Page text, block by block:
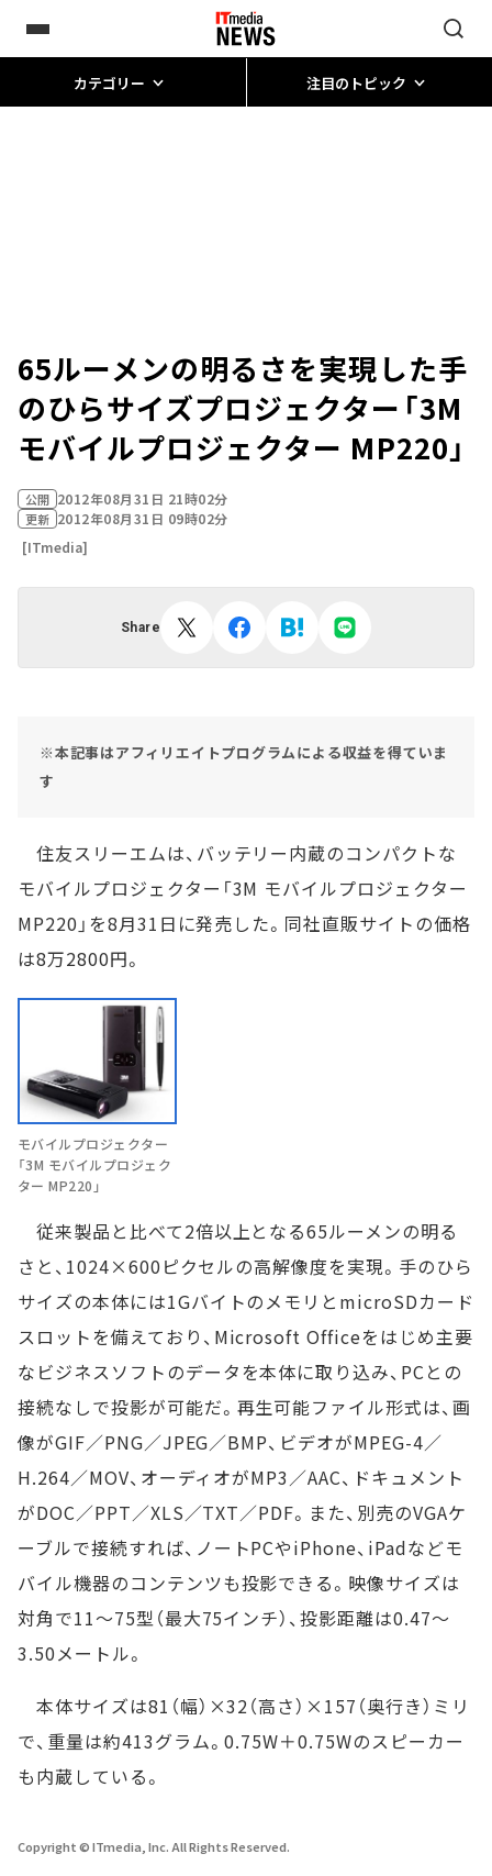
カテゴリー 注目のトピック
65ルーメンの明るさを実現した手
のひらサイズプロジェクター「3M
モバイルプロジェクター MP220」
公開 2012年08月31日 21時02分
更新 2012年08月31日 09時02分
[ITmedia]
Share
※本記事はアフィリエイトプログラムによる収益を得ていま
す
住友スリーエムは、バッテリー内蔵のコンパクトな
モバイルプロジェクター「3M モバイルプロジェクター
MP220」を8月31日に発売した。同社直販サイトの価格
は8万2800円。
モバイルプロジェクター
「3M モバイルプロジェク
ター MP220」
従来製品と比べて2倍以上となる65ルーメンの明る
さと、1024×600ピクセルの高解像度を実現。手のひら
サイズの本体には1GバイトのメモリとmicroSDカード
スロットを備えており、Microsoft Officeをはじめ主要
なビジネスソフトのデータを本体に取り込み、PCとの
接続なしで投影が可能だ。再生可能ファイル形式は、画
像がGIF／PNG／JPEG／BMP、ビデオがMPEG-4／
H.264／MOV、オーディオがMP3／AAC、ドキュメント
がDOC／PPT／XLS／TXT／PDF。また、別売のVGAケ
ーブルで接続すれば、ノートPCやiPhone、iPadなどモ
バイル機器のコンテンツも投影できる。映像サイズは
対角で11～75型（最大75インチ）、投影距離は0.47～
3.50メートル。
本体サイズは81（幅）×32（高さ）×157（奥行き）ミリ
で、重量は約413グラム。0.75W＋0.75Wのスピーカー
も内蔵している。
Copyright © ITmedia, Inc. All Rights Reserved.